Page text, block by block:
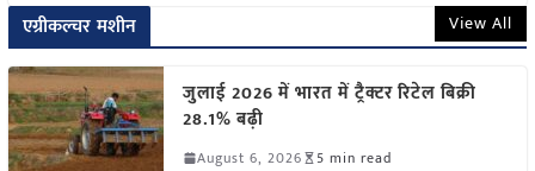
एग्रीकल्चर मशीन View All
जुलाई 2026 में भारत में ट्रैक्टर रिटेल बिक्री
28.1% बढ़ी
August 6, 2026 5 min read